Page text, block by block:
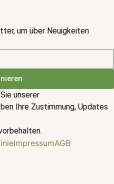
um über Neuigkeiten
unserer
Ihre Zustimmung, Updates
ImpressumAGB